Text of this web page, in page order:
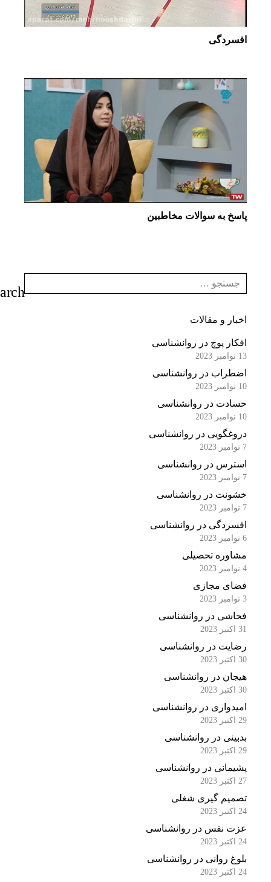
افسردگی
پاسخ به سوالات مخاطبین
اخبار و مقالات
افکار پوچ در روانشناسی
اضطراب در روانشناسی
حسادت در روانشناسی
دروغگویی در روانشناسی
استرس در روانشناسی
خشونت در روانشناسی
افسردگی در روانشناسی
مشاوره تحصیلی
فضای مجازی
فحاشی در روانشناسی
رضایت در روانشناسی
هیجان در روانشناسی
امیدواری در روانشناسی
بدبینی در روانشناسی
پشیمانی در روانشناسی
تصمیم گیری شغلی
عزت نفس در روانشناسی
بلوغ روانی در روانشناسی